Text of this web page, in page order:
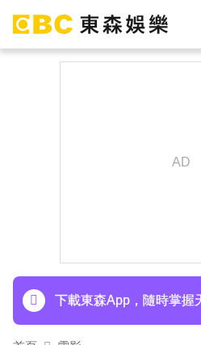
下載東森App，隨時掌握